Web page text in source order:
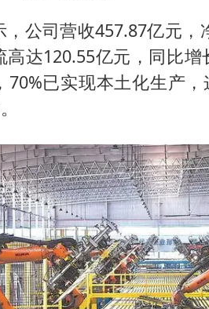
公司营收457.87亿元，
高达120.55亿元，同比
70%已实现本土化生产